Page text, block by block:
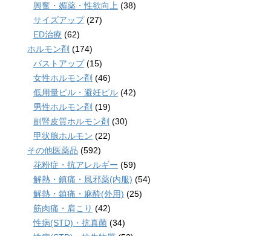
興奮・媚薬・性欲向上 (38)
サイズアップ(27)
ED治療 (62)
ホルモン剤 (174)
バストアップ(15)
女性ホルモン剤 (46)
低用量ピル・避妊ピル (42)
男性ホルモン剤 (19)
副腎皮質ホルモン剤 (30)
甲状腺ホルモン (22)
その他医薬品 (592)
花粉症・抗アレルギー (59)
解熱・鎮痛・風邪薬(内服) (54)
解熱・鎮痛・麻酔(外用) (25)
筋肉痛・肩こり (42)
性病(STD)・抗真菌 (34)